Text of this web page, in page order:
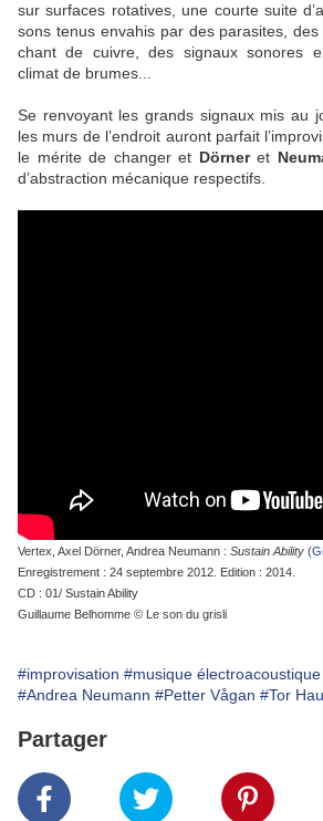
sur surfaces rotatives, une courte suite
sons tenus envahis par des parasites,
chant de cuivre, des signaux sonores
climat de brumes...
Se renvoyant les grands signaux mis au
les murs de l’endroit auront parfait
le mérite de changer et Dörneret
d’abstraction mécanique respectifs.
Vertex, Axel Dörner, Andrea Neumann : Sustain Ability (
Enregistrement : 24 septembre 2012. Edition : 2014.
CD : 01/ Sustain Ability
Guillaume Belhomme © Le son du grisli
#improvisation #musique électroacoustique
#Andrea Neumann #Petter Vågan #Tor
Partager